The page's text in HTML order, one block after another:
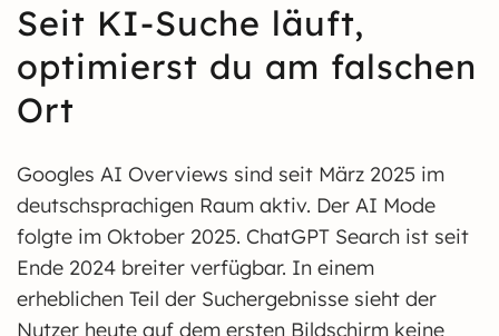
Seit KI-Suche läuft,
optimierst du am falschen
Ort
Googles AI Overviews sind seit März 2025 im
deutschsprachigen Raum aktiv. Der AI Mode
folgte im Oktober 2025. ChatGPT Search ist seit
Ende 2024 breiter verfügbar. In einem
erheblichen Teil der Suchergebnisse sieht der
Nutzer heute auf dem ersten Bildschirm keine